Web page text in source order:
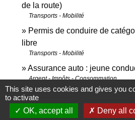
de la route)
Transports - Mobilité
Permis de conduire de
libre
Transports - Mobilité
Assurance auto : jeune
Argent - Impôts - Consommation
Équipements obligatoires en
sécurité, triangle...
Transports - Mobilité
This site uses cookies and gives you
to activate
OK, accept all
Deny all